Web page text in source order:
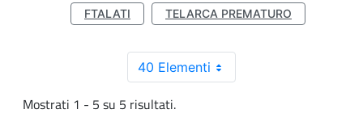
FTALATI
TELARCA PREMATURO
40 Elementi
Mostrati 1 - 5 su 5 risultati.